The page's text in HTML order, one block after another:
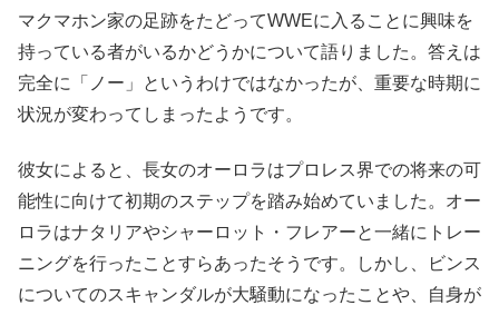
マクマホン家の足跡をたどってWWEに入ることに興味を
持っている者がいるかどうかについて語りました。答えは
完全に「ノー」というわけではなかったが、重要な時期に
状況が変わってしまったようです。
彼女によると、長女のオーロラはプロレス界での将来の可
能性に向けて初期のステップを踏み始めていました。オー
ロラはナタリアやシャーロット・フレアーと一緒にトレー
ニングを行ったことすらあったそうです。しかし、ビンス
についてのスキャンダルが大騒動になったことや、自身が